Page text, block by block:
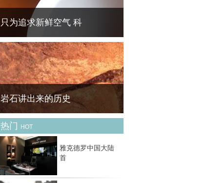
Givenchy 继续为 2014 早春释出全新的配件
系列。FineBornChina再次与你一起揭开此新
配件系列的神秘面纱。
只为追求新鲜空气 科
近日各大媒体对中国大城市的空气质量报告，
尤其是在北京、河北一带的空气质量，着实让
我们伤透了心。想象着或许以后只能带口罩才
敢出门的场景，不禁让人感到寒心。怎样才能
岩石讲出来的历史
非洲岩画让我们看到了非洲人古已有之的精湛
技艺，也看到了非洲大陆历史最鲜活的记忆与
存在的证明。岩画开启了现代人类通往非洲大
陆过去已消失世界的一扇窗。非洲岩画是指约
始于公元前9000年的非洲岩画艺术，撒哈拉
沙漠和南部非洲是发现较多的地区，东非也发
热门 HOT
雅克德罗中国大陆
首